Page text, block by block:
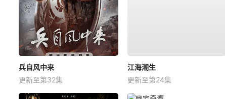
兵自风中来
更新至第32集
江海潮生
更新至第24集